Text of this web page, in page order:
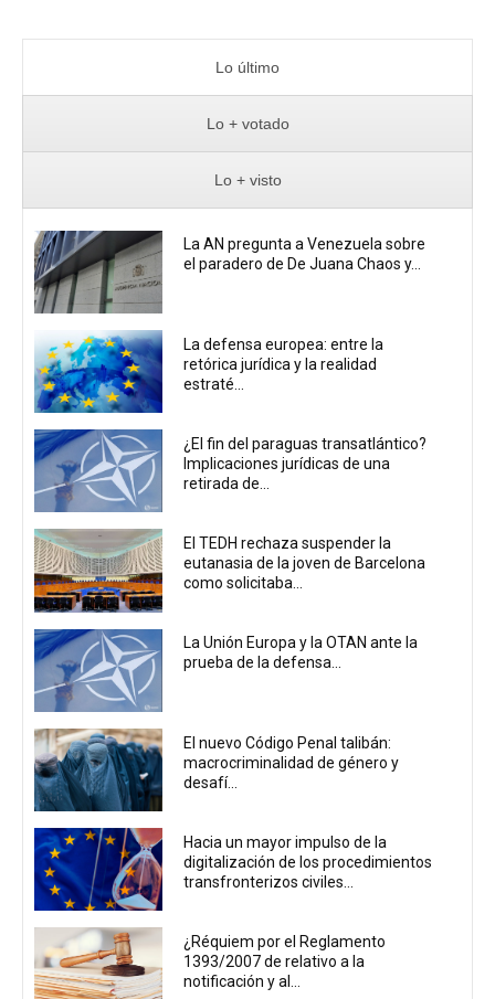
Lo último
Lo + votado
Lo + visto
La AN pregunta a Venezuela sobre
el paradero de De Juana Chaos y...
La defensa europea: entre la
retórica jurídica y la realidad
estraté...
¿El fin del paraguas transatlántico?
Implicaciones jurídicas de una
retirada de...
El TEDH rechaza suspender la
eutanasia de la joven de Barcelona
como solicitaba...
La Unión Europa y la OTAN ante la
prueba de la defensa...
El nuevo Código Penal talibán:
macrocriminalidad de género y
desafí...
Hacia un mayor impulso de la
digitalización de los procedimientos
transfronterizos civiles...
¿Réquiem por el Reglamento
1393/2007 de relativo a la
notificación y al...